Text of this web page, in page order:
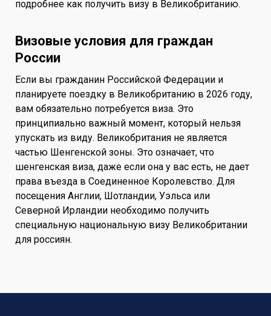
подробнее как получить визу в Великобританию.
Визовые условия для граждан
России
Если вы гражданин Российской Федерации и
планируете поездку в Великобританию в 2026 году,
вам обязательно потребуется виза. Это
принципиально важный момент, который нельзя
упускать из виду. Великобритания не является
частью Шенгенской зоны. Это означает, что
шенгенская виза, даже если она у вас есть, не дает
права въезда в Соединенное Королевство. Для
посещения Англии, Шотландии, Уэльса или
Северной Ирландии необходимо получить
специальную национальную визу Великобритании
для россиян.